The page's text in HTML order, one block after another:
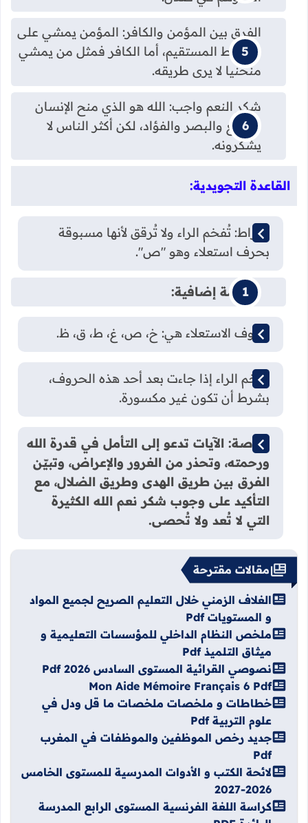
الفرق بين المؤمن والكافر: المؤمن يمشي على
الصراط المستقيم، أما الكافر فمثل من يمشي
منحنيا لا يرى طريقه.
شكر النعم واجب: الله هو الذي منح الإنسان
السمع والبصر والفؤاد، لكن أكثر الناس لا
يشكرونه.
القاعدة التجويدية:
صراط: تُفخم الراء ولا تُرقق لأنها مسبوقة
بحرف استعلاء وهو "ص".
معلومة إضافية:
حروف الاستعلاء هي: خ، ص، غ، ط، ق، ظ.
تُفخم الراء إذا جاءت بعد أحد هذه الحروف،
بشرط أن تكون غير مكسورة.
خلاصة: الآيات تدعو إلى التأمل في قدرة الله
ورحمته، وتحذر من الغرور والإعراض، وتبيّن
الفرق بين طريق الهدى وطريق الضلال، مع
التأكيد على وجوب شكر نعم الله الكثيرة
التي لا تُعد ولا تُحصى.
مقالات مقترحة
الغلاف الزمني خلال التعليم الصريح لجميع المواد
و المستويات Pdf
ملخص النظام الداخلي للمؤسسات التعليمية و
ميثاق التلميذ Pdf
نصوصي القرائية المستوى السادس 2026 Pdf
Mon Aide Mémoire Français 6 Pdf
خطاطات و ملخصات ملخصات ما قل ودل في
علوم التربية Pdf
جديد رخص الموظفين والموظفات في المغرب
Pdf
لائحة الكتب و الأدوات المدرسية للمستوى الخامس
2026-2027
كراسة اللغة الفرنسية المستوى الرابع المدرسة